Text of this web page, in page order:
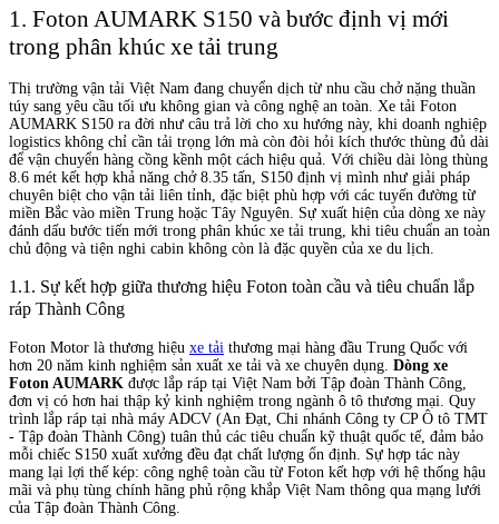
1. Foton AUMARK S150 và bước định vị mới
trong phân khúc xe tải trung
Thị trường vận tải Việt Nam đang chuyển dịch từ nhu cầu chở nặng thuần
túy sang yêu cầu tối ưu không gian và công nghệ an toàn. Xe tải Foton
AUMARK S150 ra đời như câu trả lời cho xu hướng này, khi doanh nghiệp
logistics không chỉ cần tải trọng lớn mà còn đòi hỏi kích thước thùng đủ dài
để vận chuyển hàng cồng kềnh một cách hiệu quả. Với chiều dài lòng thùng
8.6 mét kết hợp khả năng chở 8.35 tấn, S150 định vị mình như giải pháp
chuyên biệt cho vận tải liên tỉnh, đặc biệt phù hợp với các tuyến đường từ
miền Bắc vào miền Trung hoặc Tây Nguyên. Sự xuất hiện của dòng xe này
đánh dấu bước tiến mới trong phân khúc xe tải trung, khi tiêu chuẩn an toàn
chủ động và tiện nghi cabin không còn là đặc quyền của xe du lịch.
1.1. Sự kết hợp giữa thương hiệu Foton toàn cầu và tiêu chuẩn lắp
ráp Thành Công
Foton Motor là thương hiệu xe tải thương mại hàng đầu Trung Quốc với
hơn 20 năm kinh nghiệm sản xuất xe tải và xe chuyên dụng. Dòng xe
Foton AUMARK được lắp ráp tại Việt Nam bởi Tập đoàn Thành Công,
đơn vị có hơn hai thập kỷ kinh nghiệm trong ngành ô tô thương mại. Quy
trình lắp ráp tại nhà máy ADCV (An Đạt, Chi nhánh Công ty CP Ô tô TMT
- Tập đoàn Thành Công) tuân thủ các tiêu chuẩn kỹ thuật quốc tế, đảm bảo
mỗi chiếc S150 xuất xưởng đều đạt chất lượng ổn định. Sự hợp tác này
mang lại lợi thế kép: công nghệ toàn cầu từ Foton kết hợp với hệ thống hậu
mãi và phụ tùng chính hãng phủ rộng khắp Việt Nam thông qua mạng lưới
của Tập đoàn Thành Công.